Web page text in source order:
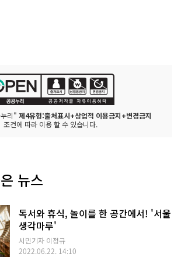
리" 제4유형:출처표시+상업적 이용금지+변경금지
조건에 따라 이용 할 수 있습니다.
뉴스
독서와 휴식, 놀이를 한 공간에서! '서울
생각마루'
시민기자 이정규
2022.06.22. 14:10